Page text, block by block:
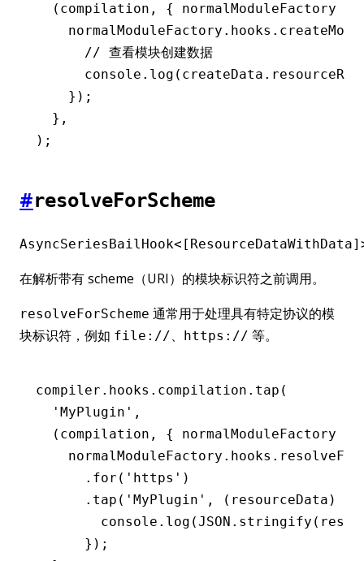
  (compilation
,
{ normalModuleFactory
    normalModuleFactory
. hooks .
      // 查看模块创建数据
      console
.log ( createData .
    });
  }
,
);
#resolveForScheme
在解析带有 scheme（URI）的模块标识符之前调用。
resolveForScheme 通常用于处理具有特定协议的模
块标识符，例如 file://、 https:// 等。
compiler . hooks . compilation .tap (
  'MyPlugin'
,
  (compilation
,
{ normalModuleFactory
    normalModuleFactory
. hooks
      .for
( 'https' )
      .tap
( 'MyPlugin' , (resourceData)
        console
.log (JSON .stringify
      });